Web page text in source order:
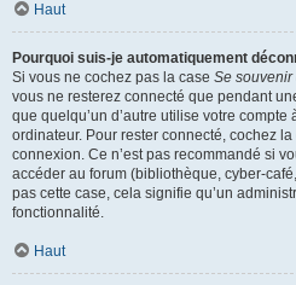
Haut
Pourquoi suis-je automatiquement
Si vous ne cochez pas la case Se souvenir
vous ne resterez connecté que pendant
que quelqu’un d’autre utilise votre
ordinateur. Pour rester connecté, cochez la
connexion. Ce n’est pas recommandé si
accéder au forum (bibliothèque, cyber-
pas cette case, cela signifie qu’un
fonctionnalité.
Haut